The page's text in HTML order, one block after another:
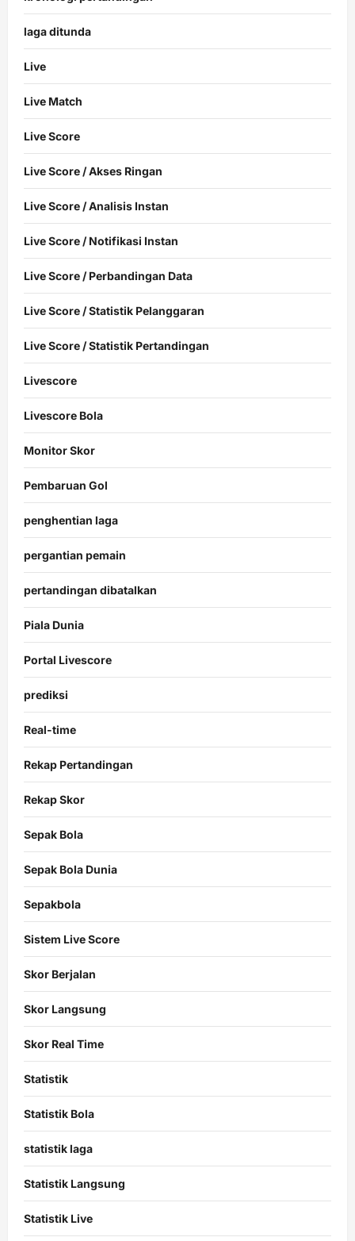
laga ditunda
Live
Live Match
Live Score
Live Score / Akses Ringan
Live Score / Analisis Instan
Live Score / Notifikasi Instan
Live Score / Perbandingan Data
Live Score / Statistik Pelanggaran
Live Score / Statistik Pertandingan
Livescore
Livescore Bola
Monitor Skor
Pembaruan Gol
penghentian laga
pergantian pemain
pertandingan dibatalkan
Piala Dunia
Portal Livescore
prediksi
Real-time
Rekap Pertandingan
Rekap Skor
Sepak Bola
Sepak Bola Dunia
Sepakbola
Sistem Live Score
Skor Berjalan
Skor Langsung
Skor Real Time
Statistik
Statistik Bola
statistik laga
Statistik Langsung
Statistik Live